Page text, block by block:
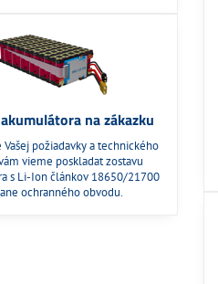
na zákazku
Vašej požiadavky a technického
vieme poskladat zostavu
s Li-Ion článkov 18650/21700
ochranného obvodu.